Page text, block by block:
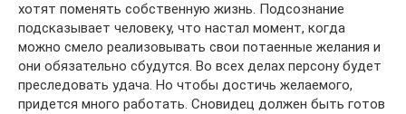
хотят поменять собственную жизнь. Подсознание
подсказывает человеку, что настал момент, когда
можно смело реализовывать свои потаенные желания и
они обязательно сбудутся. Во всех делах персону будет
преследовать удача. Но чтобы достичь желаемого,
придется много работать. Сновидец должен быть готов